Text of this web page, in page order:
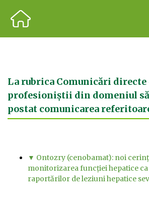
La rubrica Comunicări directe
profesioniștii din domeniul
postat comunicarea
▼ Ontozry (cenobamat): noi
monitorizarea funcției hepatice
raportărilor de leziuni hepatice